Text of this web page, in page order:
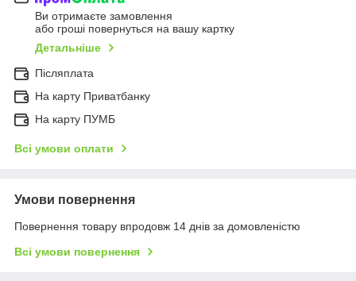
Ви отримаєте замовлення
або гроші повернуться на вашу картку
Детальніше
Післяплата
На карту Приватбанку
На карту ПУМБ
Всі умови оплати
Умови повернення
Повернення товару впродовж 14 днів за домовленістю
Всі умови повернення